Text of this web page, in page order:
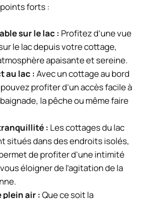
forts :
sur le lac : Profitez d’une vue
le lac depuis votre cottage,
apaisante et sereine.
au lac : Avec un cottage au bord
profiter d’un accès facile à
baignade, la pêche ou même faire
: Les cottages du lac
situés dans des endroits isolés,
de profiter d’une intimité
éloigner de l’agitation de la
air : Que ce soit la